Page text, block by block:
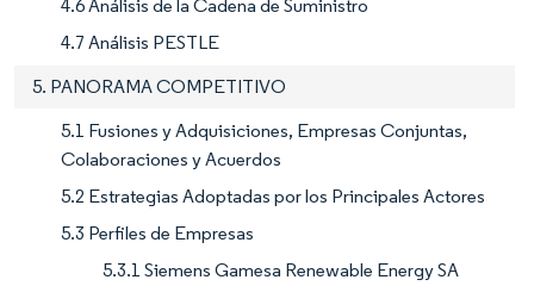
4.6 Análisis de la Cadena de Suministro
4.7 Análisis PESTLE
5. PANORAMA COMPETITIVO
5.1 Fusiones y Adquisiciones, Empresas Conjuntas,
Colaboraciones y Acuerdos
5.2 Estrategias Adoptadas por los Principales Actores
5.3 Perfiles de Empresas
5.3.1 Siemens Gamesa Renewable Energy SA